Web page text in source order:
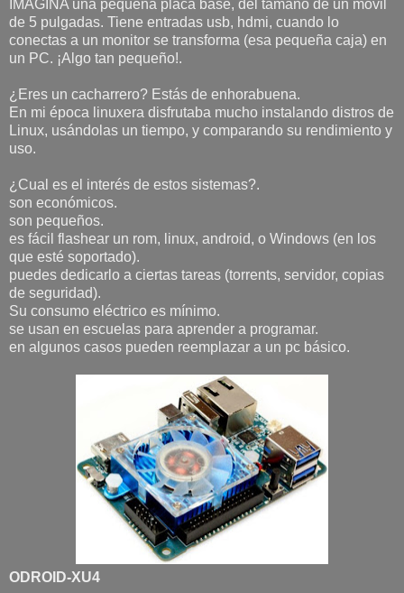
IMAGINA una pequeña placa base, del tamaño de un móvil
de 5 pulgadas. Tiene entradas usb, hdmi, cuando lo
conectas a un monitor se transforma (esa pequeña caja) en
un PC. ¡Algo tan pequeño!.
¿Eres un cacharrero? Estás de enhorabuena.
En mi época linuxera disfrutaba mucho instalando distros de
Linux, usándolas un tiempo, y comparando su rendimiento y
uso.
¿Cual es el interés de estos sistemas?.
son económicos.
son pequeños.
es fácil flashear un rom, linux, android, o Windows (en los
que esté soportado).
puedes dedicarlo a ciertas tareas (torrents, servidor, copias
de seguridad).
Su consumo eléctrico es mínimo.
se usan en escuelas para aprender a programar.
en algunos casos pueden reemplazar a un pc básico.
ODROID-XU4